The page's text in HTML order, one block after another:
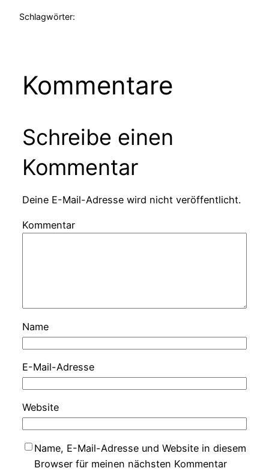
Schlagwörter:
Kommentare
Schreibe einen
Kommentar
Deine E-Mail-Adresse wird nicht veröffentlicht.
Kommentar
Name
E-Mail-Adresse
Website
Name, E-Mail-Adresse und Website in diesem
Browser für meinen nächsten Kommentar